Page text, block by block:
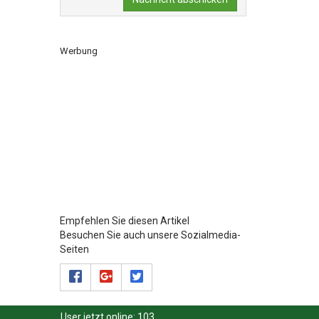
Werbung
Empfehlen Sie diesen Artikel
Besuchen Sie auch unsere Sozialmedia-
Seiten
User jetzt online: 103